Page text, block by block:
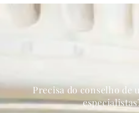
Precisa do conselho de